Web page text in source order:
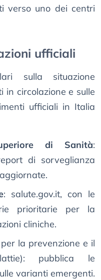
verso uno dei centri
ufficiali
sulla situazione
in circolazione e sulle
ufficiali in Italia
di Sanità:
di sorveglianza
: salute.gov.it, con le
prioritarie per la
cliniche.
la prevenzione e il
pubblica le
varianti emergenti.